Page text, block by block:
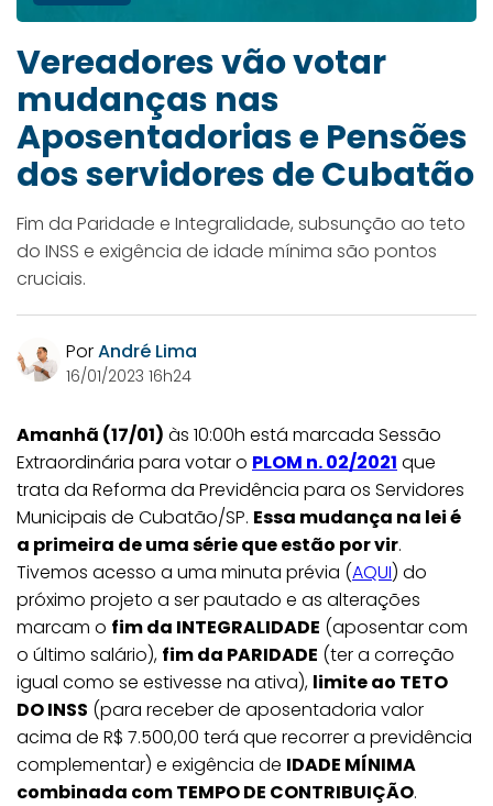
Vereadores vão votar
mudanças nas
Aposentadorias e Pensões
dos servidores de Cubatão
Fim da Paridade e Integralidade, subsunção ao teto
do INSS e exigência de idade mínima são pontos
cruciais.
PorAndré Lima
16/01/2023 16h24
Amanhã (17/01) às 10:00h está marcada Sessão
Extraordinária para votar o PLOM n. 02/2021 que
trata da Reforma da Previdência para os Servidores
Municipais de Cubatão/SP. Essa mudança na lei é
a primeira de uma série que estão por vir.
Tivemos acesso a uma minuta prévia (AQUI) do
próximo projeto a ser pautado e as alterações
marcam o fim da INTEGRALIDADE (aposentar com
o último salário), fim da PARIDADE (ter a correção
igual como se estivesse na ativa), limite ao TETO
DO INSS (para receber de aposentadoria valor
acima de R$ 7.500,00 terá que recorrer a previdência
complementar) e exigência de IDADE MÍNIMA
combinada com TEMPO DE CONTRIBUIÇÃO.